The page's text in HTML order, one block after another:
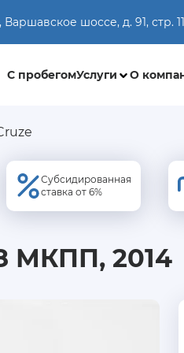
Варшавское шоссе, д. 91, стр. 11
С пробегомУслуги О
Субсидированная
ставка от 6%
МКПП, 2014